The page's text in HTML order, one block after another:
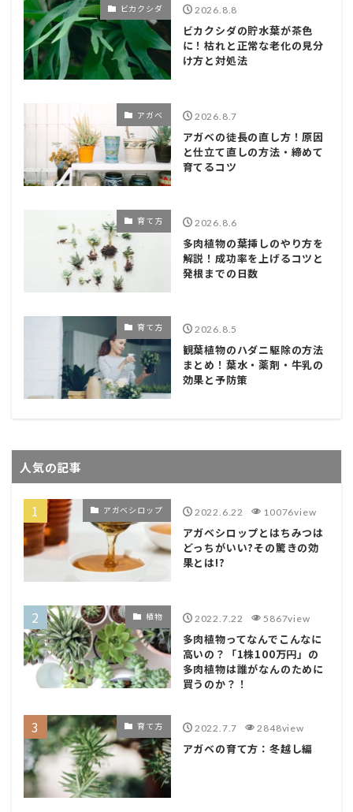
ビカクシダ 2026.8.8
ビカクシダの貯水葉が茶色
に！枯れと正常な老化の見分
け方と対処法
アガベ 2026.8.7
アガベの徒長の直し方！原因
と仕立て直しの方法・締めて
育てるコツ
育て方 2026.8.6
多肉植物の葉挿しのやり方を
解説！成功率を上げるコツと
発根までの日数
育て方 2026.8.5
観葉植物のハダニ駆除の方法
まとめ！葉水・薬剤・牛乳の
効果と予防策
人気の記事
アガベシロップ 2022.6.22 10076view
アガベシロップとはちみつは
どっちがいい?その驚きの効
果とは!?
植物 2022.7.22 5867view
多肉植物ってなんでこんなに
高いの？「1株100万円」の
多肉植物は誰がなんのために
買うのか？！
育て方 2022.7.7 2848view
アガベの育て方：冬越し編